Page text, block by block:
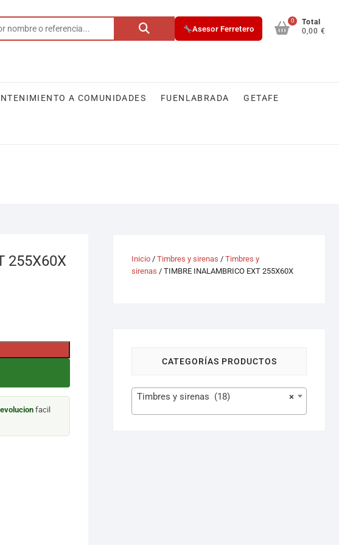
Buscar
Asesor Ferretero
0
Total
0,00 €
A COMUNIDADES FUENLABRADA GETAFE
255X60X
facil
Inicio / Timbres y sirenas / Timbres y
sirenas / TIMBRE INALAMBRICO EXT 255X60X
CATEGORÍAS PRODUCTOS
×
Timbres y sirenas (18)